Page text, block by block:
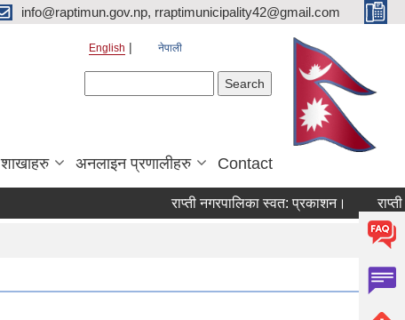
info@raptimun.gov.np, rraptimunicipality42@gmail.com
English नेपाली
शाखाहरु अनलाइन प्रणालीहरु Contact
राप्ती नगरपालिका स्वत: प्रकाशन। राप्ती